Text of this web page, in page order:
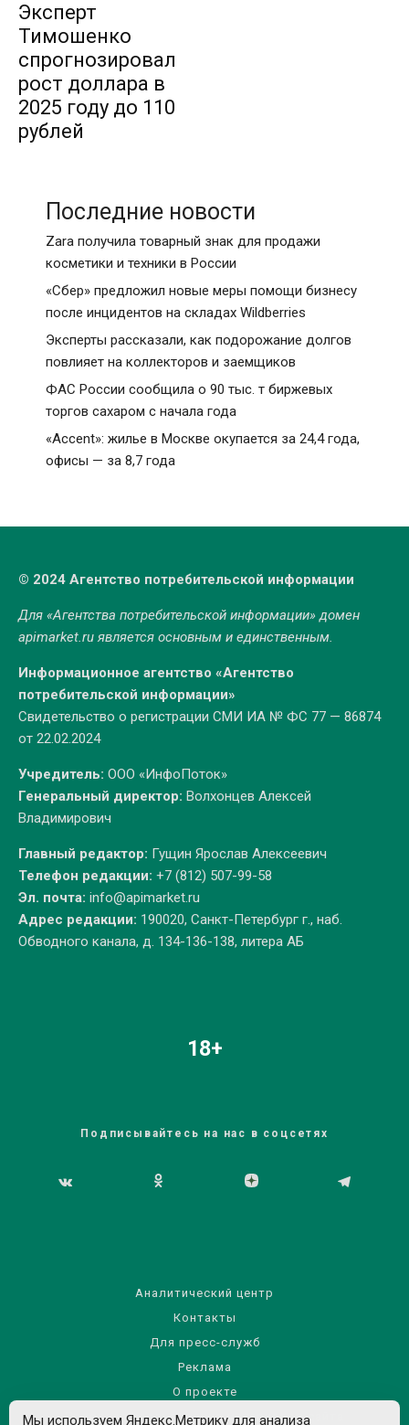
Эксперт
Тимошенко
спрогнозировал
рост доллара в
2025 году до 110
рублей
Последние новости
Zara получила товарный знак для продажи
косметики и техники в России
«Сбер» предложил новые меры помощи бизнесу
после инцидентов на складах Wildberries
Эксперты рассказали, как подорожание долгов
повлияет на коллекторов и заемщиков
ФАС России сообщила о 90 тыс. т биржевых
торгов сахаром с начала года
«Accent»: жилье в Москве окупается за 24,4 года,
офисы — за 8,7 года
© 2024 Агентство потребительской информации
Для «Агентства потребительской информации» домен
apimarket.ruявляется основным и единственным.
Информационное агентство «Агентство
потребительской информации»
Свидетельство о регистрации СМИ ИА № ФС 77 — 86874
от 22.02.2024
Учредитель: ООО «ИнфоПоток»
Генеральный директор: Волхонцев Алексей
Владимирович
Главный редактор: Гущин Ярослав Алексеевич
Телефон редакции: +7 (812) 507-99-58
Эл. почта: info@apimarket.ru
Адрес редакции: 190020, Санкт-Петербург г., наб.
Обводного канала, д. 134-136-138, литера АБ
18+
Подписывайтесь на нас в соцсетях
Аналитический центр
Контакты
Для пресс-служб
Реклама
О проекте
Правила использования материалов сайта
Мы используем Яндекс.Метрику для анализа